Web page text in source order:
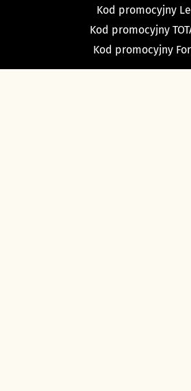
Kod promocyjny
Kod promocyjny
Kod promocyjny